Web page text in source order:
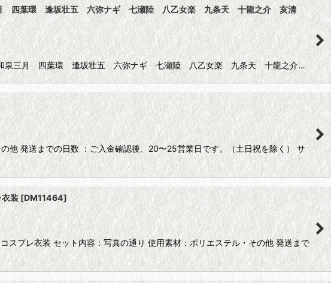
四葉環 逢坂壮五 六弥ナギ 七瀬陸 八乙女楽 九条天 十龍之介 亥清
泉三月 四葉環 逢坂壮五 六弥ナギ 七瀬陸 八乙女楽 九条天 十龍之介…
発送までの日数 ：ご入金確認後、20〜25営業日です。（土日祝を除く） サ
装[DM11464]
衣装 セット内容：写真の通り 使用素材：ポリエステル・その他 発送まで